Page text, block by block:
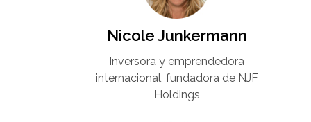
Nicole Junkermann​
Inversora y emprendedora
internacional, fundadora de NJF
Holdings